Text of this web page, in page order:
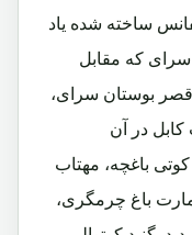
ساخته شده یاد
سرای که مقابل
بوستان سرای،
کابل در آن
باغچه، مهتاب
باغ چرمگری،